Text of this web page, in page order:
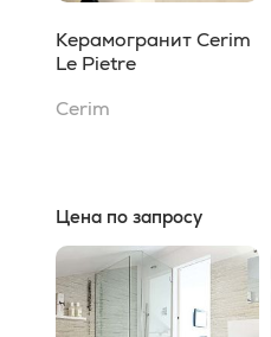
Керамогранит Cerim
Le Pietre
Cerim
Цена по запросу